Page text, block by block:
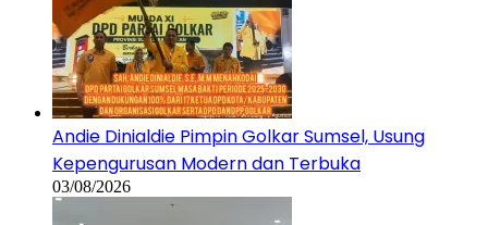
Andie Dinialdie Pimpin Golkar Sumsel, Usung
Kepengurusan Modern dan Terbuka
03/08/2026